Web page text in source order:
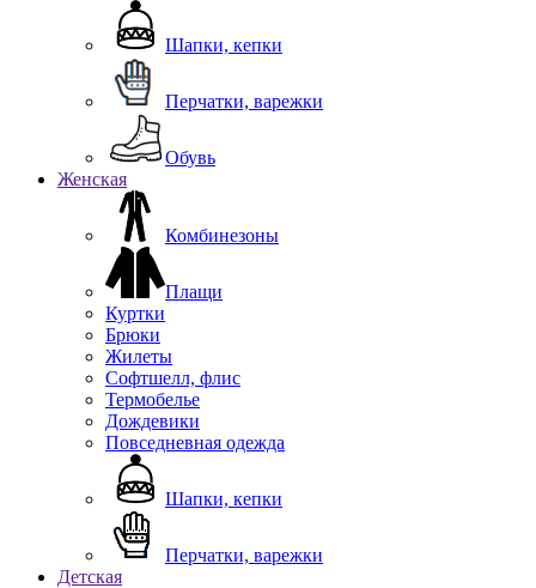
Шапки, кепки
Перчатки, варежки
Обувь
Женская
Комбинезоны
Плащи
Куртки
Брюки
Жилеты
Софтшелл, флис
Термобелье
Дождевики
Повседневная одежда
Шапки, кепки
Перчатки, варежки
Детская